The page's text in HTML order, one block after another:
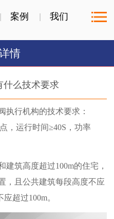
案例 我们
情
什么技术要求
执行机构的技术要求：
，运行时间≥40S，功率
建筑高度超过100m的住宅，
，且公共建筑每段高度不应
超过100m。